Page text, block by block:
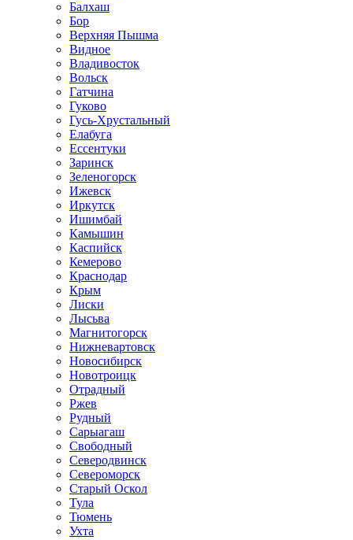
Балхаш
Бор
Верхняя Пышма
Видное
Владивосток
Вольск
Гатчина
Гуково
Гусь-Хрустальный
Елабуга
Ессентуки
Заринск
Зеленогорск
Ижевск
Иркутск
Ишимбай
Камышин
Каспийск
Кемерово
Краснодар
Крым
Лиски
Лысьва
Магнитогорск
Нижневартовск
Новосибирск
Новотроицк
Отрадный
Ржев
Рудный
Сарыагаш
Свободный
Северодвинск
Североморск
Старый Оскол
Тула
Тюмень
Ухта